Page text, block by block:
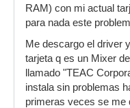
RAM) con mi actual
para nada este
Me descargo el driver
tarjeta q es un Mixer
llamado "TEAC
instala sin problemas
primeras veces se me